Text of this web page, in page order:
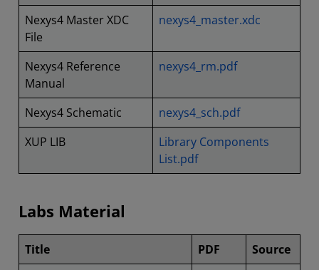
Nexys4 Master XDC
File
nexys4_master.xdc
Nexys4 Reference
Manual
nexys4_rm.pdf
Nexys4 Schematic
nexys4_sch.pdf
XUP LIB
Library Components
List.pdf
Labs Material
Title PDF
Source